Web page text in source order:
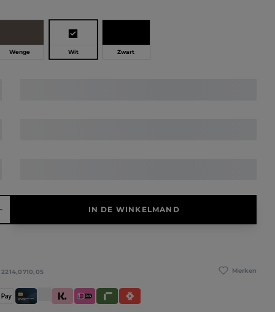
Wenge Wit Zwart
IN DE WINKELMAND
Merken
2214,0710,05
Pay
Creditcard / Betaalpas
Klarna (Achteraf betalen / In delen betalen /
iDeal IN3
RivertySatispay